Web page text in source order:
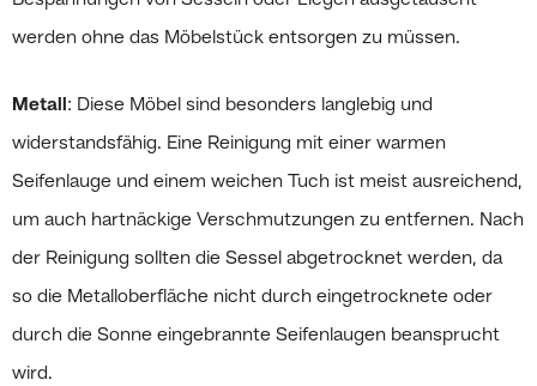
werden ohne das Möbelstück entsorgen zu müssen.
Metall : Diese Möbel sind besonders langlebig und
widerstandsfähig. Eine Reinigung mit einer warmen
Seifenlauge und einem weichen Tuch ist meist ausreichend,
um auch hartnäckige Verschmutzungen zu entfernen. Nach
der Reinigung sollten die Sessel abgetrocknet werden, da
so die Metalloberfläche nicht durch eingetrocknete oder
durch die Sonne eingebrannte Seifenlaugen beansprucht
wird.